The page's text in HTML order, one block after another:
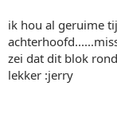
ik hou al geruime
zei dat dit blok
lekker :jerry